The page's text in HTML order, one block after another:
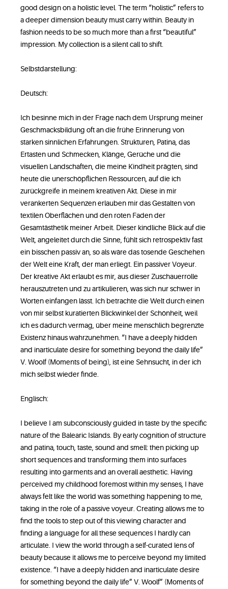
good design on a holistic level. The term “holistic” refers to
a deeper dimension beauty must carry within. Beauty in
fashion needs to be so much more than a first “beautiful”
impression. My collection is a silent call to shift.
Selbstdarstellung:
Deutsch:
Ich besinne mich in der Frage nach dem Ursprung meiner
Geschmacksbildung oft an die frühe Erinnerung von
starken sinnlichen Erfahrungen. Strukturen, Patina, das
Ertasten und Schmecken, Klänge, Gerüche und die
visuellen Landschaften, die meine Kindheit prägten, sind
heute die unerschöpflichen Ressourcen, auf die ich
zurückgreife in meinem kreativen Akt. Diese in mir
verankerten Sequenzen erlauben mir das Gestalten von
textilen Oberflächen und den roten Faden der
Gesamtästhetik meiner Arbeit. Dieser kindliche Blick auf die
Welt, angeleitet durch die Sinne, fühlt sich retrospektiv fast
ein bisschen passiv an, so als wäre das tosende Geschehen
der Welt eine Kraft, der man erliegt. Ein passiver Voyeur.
Der kreative Akt erlaubt es mir, aus dieser Zuschauerrolle
herauszutreten und zu artikulieren, was sich nur schwer in
Worten einfangen lässt. Ich betrachte die Welt durch einen
von mir selbst kuratierten Blickwinkel der Schönheit, weil
ich es dadurch vermag, über meine menschlich begrenzte
Existenz hinaus wahrzunehmen. “I have a deeply hidden
and inarticulate desire for something beyond the daily life”
V. Woolf (Moments of being), ist eine Sehnsucht, in der ich
mich selbst wieder finde.
Englisch:
I believe I am subconsciously guided in taste by the specific
nature of the Balearic Islands. By early cognition of structure
and patina, touch, taste, sound and smell: then picking up
short sequences and transforming them into surfaces
resulting into garments and an overall aesthetic. Having
perceived my childhood foremost within my senses, I have
always felt like the world was something happening to me,
taking in the role of a passive voyeur. Creating allows me to
find the tools to step out of this viewing character and
finding a language for all these sequences I hardly can
articulate. I view the world through a self-curated lens of
beauty because it allows me to perceive beyond my limited
existence. “I have a deeply hidden and inarticulate desire
for something beyond the daily life” V. Woolf” (Moments of